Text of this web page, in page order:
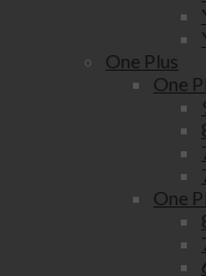
One Plus
One
One